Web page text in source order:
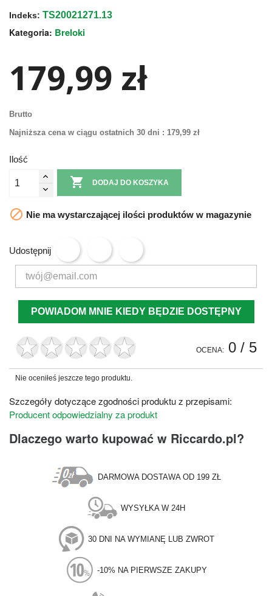
Indeks: TS20021271.13
Kategoria: Breloki
179,99 zł
Brutto
Najniższa cena w ciągu ostatnich 30 dni : 179,99 zł
Ilość
 DODAJ DO KOSZYKA
 Nie ma wystarczającej ilości produktów w magazynie
Udostępnij
POWIADOM MNIE KIEDY BĘDZIE DOSTĘPNY
OCENA: 0 / 5
Nie oceniłeś jeszcze tego produktu.
Szczegóły dotyczące zgodności produktu z przepisami:
Producent odpowiedzialny za produkt
Dlaczego warto kupować w Riccardo.pl?
DARMOWA DOSTAWA OD 199 ZŁ
WYSYŁKA W 24H
30 DNI NA WYMIANĘ LUB ZWROT
-10% NA PIERWSZE ZAKUPY